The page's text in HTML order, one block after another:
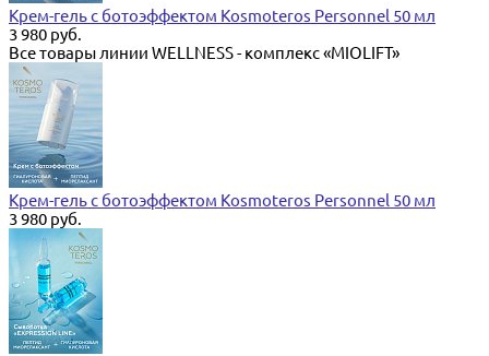
Крем-гель с ботоэффектом Kosmoteros Personnel 50 мл
3 980 руб.
Все товары линии WELLNESS - комплекс «MIOLIFT»
Крем-гель с ботоэффектом Kosmoteros Personnel 50 мл
3 980 руб.